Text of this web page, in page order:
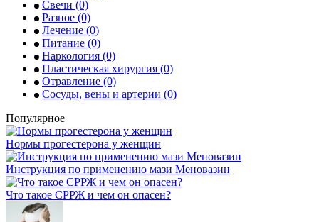
Свечи (0)
Разное (0)
Лечение (0)
Питание (0)
Наркология (0)
Пластическая хирургия (0)
Отравление (0)
Сосуды, вены и артерии (0)
Популярное
Нормы прогестерона у женщин
Инструкция по применению мази Меновазин
Что такое СРРЖ и чем он опасен?